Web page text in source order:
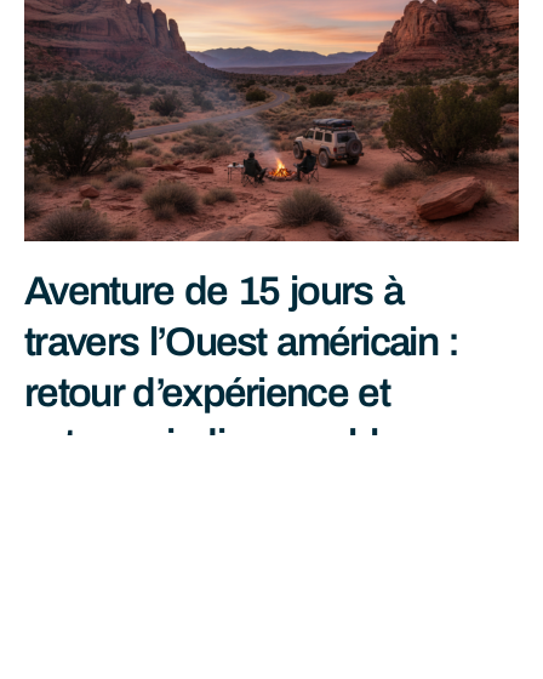
Aventure de 15 jours à
travers l’Ouest américain :
retour d’expérience et
astuces indispensables